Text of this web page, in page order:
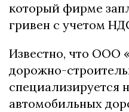
который фирме
гривен с учетом
Известно, что ООО
дорожно-
специализируется
автомобильных